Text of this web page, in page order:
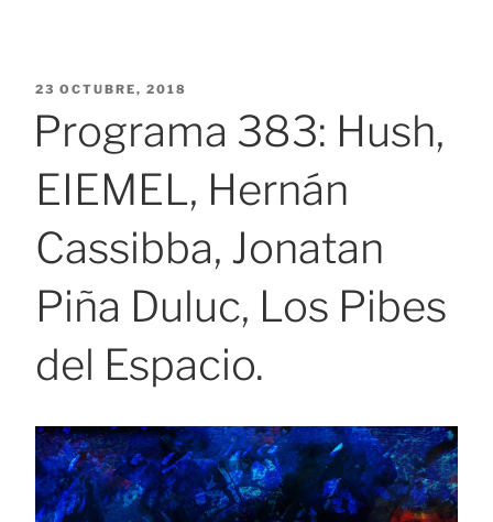
PUBLICADO
23 OCTUBRE, 2018
Programa 383: Hush,
EIEMEL, Hernán
Cassibba, Jonatan
Piña Duluc, Los Pibes
del Espacio.